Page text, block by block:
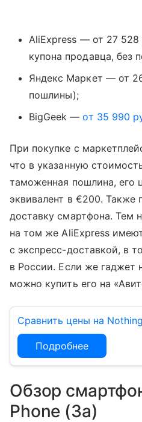
AliExpress — от 27 528
купона продавца, без
Яндекс Маркет — от
пошлины);
BigGeek —от 35 990
При покупке с
что в указанную
таможенная пошлина, его
эквивалент в €200. Также
доставку смартфона. Тем
на том же AliExpress
с экспресс-доставкой, в
в России. Если же гаджет
можно купить его на
Сравнить цены на
Подробнее
Обзор
Phone (3a)